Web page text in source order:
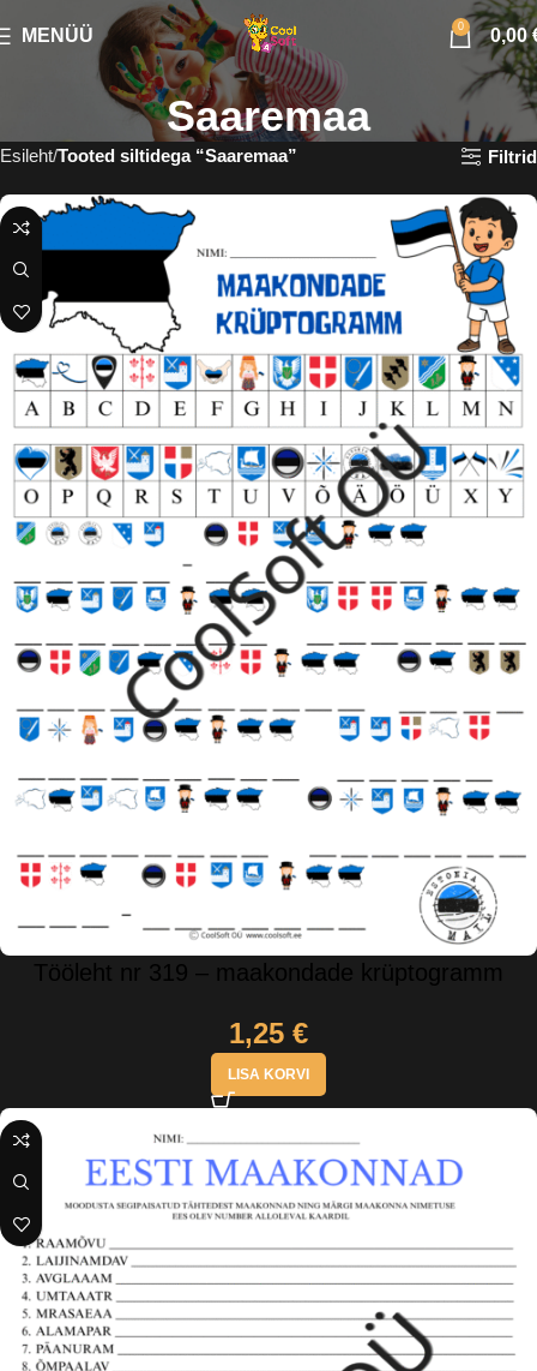
MENÜÜ 0 0,00
Saaremaa
Esileht Tooted siltidega “Saaremaa” Filtrid
Tööleht nr 319 – maakondade krüptogramm
1,25 €
LISA KORVI